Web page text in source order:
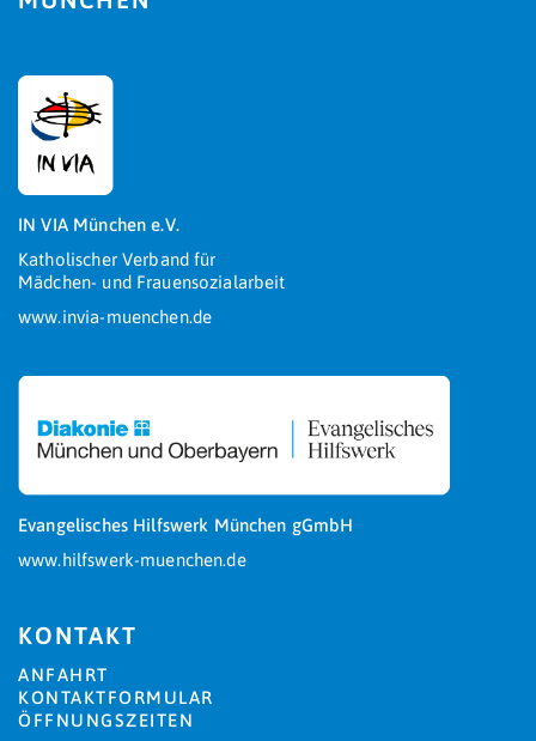
IN VIA München e.V.
Katholischer Verband für
Mädchen- und Frauensozialarbeit
www.invia-muenchen.de
Evangelisches Hilfswerk München gGmbH
www.hilfswerk-muenchen.de
KONTAKT
ANFAHRT
KONTAKTFORMULAR
ÖFFNUNGSZEITEN